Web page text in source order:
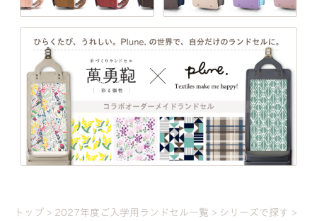
トップ 2027年度ご入学用ランドセル一覧
シリーズで探す